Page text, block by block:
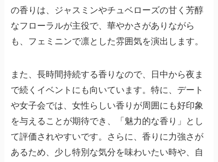
の香りは、ジャスミンやチュベローズの甘く芳醇
なフローラルが主役で、華やかさがありながら
も、フェミニンで凛とした雰囲気を演出します。
また、長時間持続する香りなので、日中から夜ま
で続くイベントにも向いています。特に、デート
や女子会では、女性らしい香りが周囲にも好印象
を与えることが期待でき、「魅力的な香り」とし
て評価されやすいです。さらに、香りに力強さが
あるため、少し特別な気分を味わいたい時や、自